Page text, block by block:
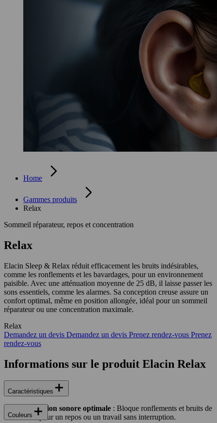
Home
Gammes produits
Relax
Sommeil réparateur, repos et concentration
Relax
Elacin Sleep & Relax réduit efficacement les bruits indésirables,
comme les ronflements et les bavardages, pour un environnement
paisible. Avec une atténuation moyenne de 25 dB, il laisse passer les
sons essentiels, comme les alarmes. Sa conception creuse assure un
confort optimal, même en position allongée, idéal pour un sommeil
réparateur ou une concentration maximale.
Relax
Demandez un devis Demandez un devis Prenez rendez-vous Prenez
rendez-vous
Informations sur le produit Elacin Relax
Caractéristiques
Réduction sonore optimale : Bloque ronflements et bruits de
fond pour un repos ou un travail sans interruption.
Couleurs